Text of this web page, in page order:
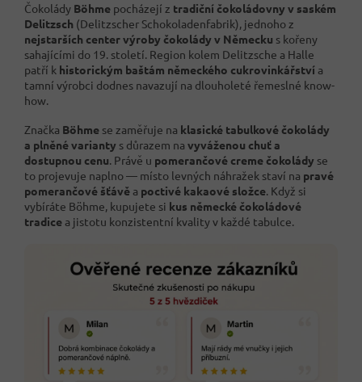
Čokolády Böhme pocházejí z tradiční čokoládovny v saském
Delitzsch (Delitzscher Schokoladenfabrik), jednoho z
nejstarších center výroby čokolády v Německu s kořeny
sahajícími do 19. století. Region kolem Delitzsche a Halle
patří k historickým baštám německého cukrovinkářství a
tamní výrobci dodnes navazují na dlouholeté řemeslné know-
how.
Značka Böhme se zaměřuje na klasické tabulkové čokolády
a plněné varianty s důrazem na vyváženou chuť a
dostupnou cenu. Právě u pomerančové creme čokolády se
to projevuje naplno — místo levných náhražek staví na pravé
pomerančové šťávě a poctivé kakaové složce. Když si
vybíráte Böhme, kupujete si kus německé čokoládové
tradice a jistotu konzistentní kvality v každé tabulce.